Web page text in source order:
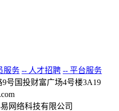
服务 -- 人才招聘 -- 平台服务
号国投财富广场4号楼3A19
网络科技有限公司